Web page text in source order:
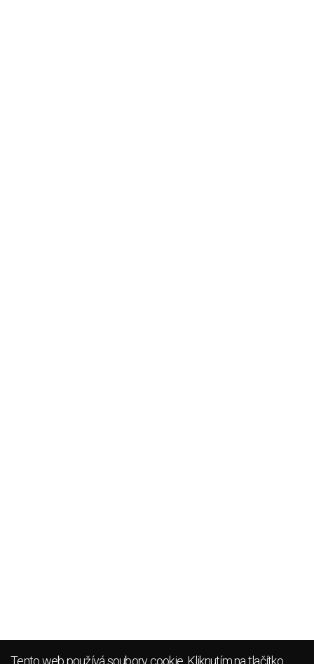
Tento web používá soubory cookie. Kliknutím na tlačítko